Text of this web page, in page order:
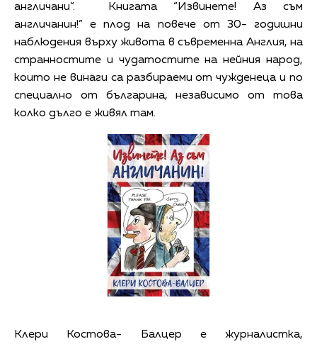
англичани“. Книгата “Извинете! Аз съм
англичанин!” е плод на повече от 30- годишни
наблюдения върху живота в съвременна Англия, на
странностите и чудатостите на нейния народ,
които не винаги са разбираеми от чужденеца и по
специално от българина, независимо от това
колко дълго е живял там.
Клери Костова- Балцер е журналистка,